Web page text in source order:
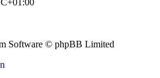
Software © phpBB Limited